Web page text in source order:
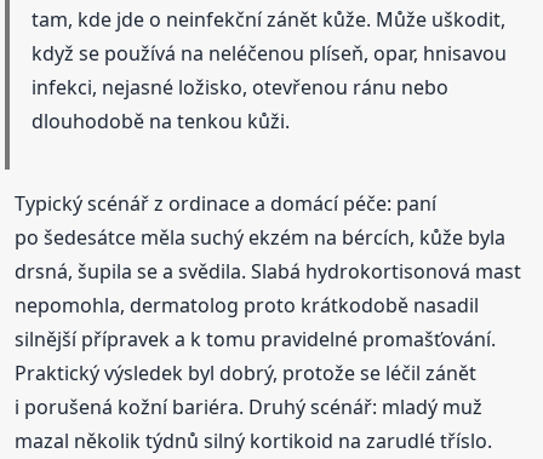
tam, kde jde o neinfekční zánět kůže. Může uškodit,
když se používá na neléčenou plíseň, opar, hnisavou
infekci, nejasné ložisko, otevřenou ránu nebo
dlouhodobě na tenkou kůži.
Typický scénář z ordinace a domácí péče: paní
po šedesátce měla suchý ekzém na bércích, kůže byla
drsná, šupila se a svědila. Slabá hydrokortisonová mast
nepomohla, dermatolog proto krátkodobě nasadil
silnější přípravek a k tomu pravidelné promašťování.
Praktický výsledek byl dobrý, protože se léčil zánět
i porušená kožní bariéra. Druhý scénář: mladý muž
mazal několik týdnů silný kortikoid na zarudlé tříslo.